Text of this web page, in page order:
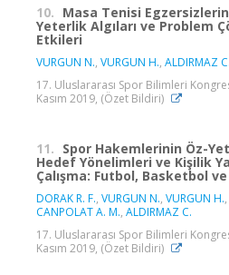
10. Masa Tenisi
Yeterlik Algıları ve Problem
Etkileri
VURGUN N., VURGUN H., ALDIRMAZ C.
17. Uluslararası Spor Bilimleri
Kasım 2019, (Özet Bildiri)
11. Spor Hakemlerinin Öz-
Hedef Yönelimleri ve Kişilik
Çalışma: Futbol, Basketbol
DORAK R. F., VURGUN N., VURGUN H.,
CANPOLAT A. M., ALDIRMAZ C.
17. Uluslararası Spor Bilimleri
Kasım 2019, (Özet Bildiri)